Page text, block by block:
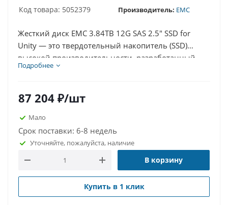
Код товара: 5052379 Производитель: EMC
Жесткий диск EMC 3.84TB 12G SAS 2.5" SSD for
Unity — это твердотельный накопитель (SSD)
высокой производительности, разработанный
специально для систем хранения данных серии
требовательных сред, где необходима быстрая
надежность. Модель оснащена современным
интерфейсом SAS 12 Гбит/с, что обеспечивает
сверхбыстрое чтение и запись данных.
Подробнее
87 204 ₽/шт
Мало
Срок поставки: 6-8 недель
Уточняйте, пожалуйста, наличие
В корзину
Купить в 1 клик